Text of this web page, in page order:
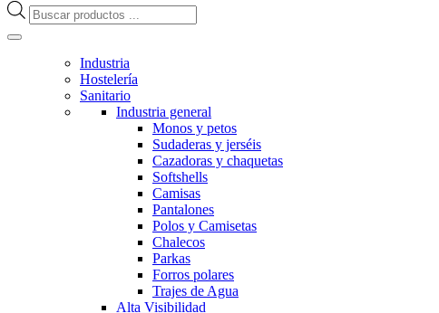
Búsqueda
de
Industria
Hostelería
Sanitario
Industria general
Monos y petos
Sudaderas y jerséis
Cazadoras y chaquetas
Softshells
Camisas
Pantalones
Polos y Camisetas
Chalecos
Parkas
Forros polares
Trajes de Agua
Alta Visibilidad